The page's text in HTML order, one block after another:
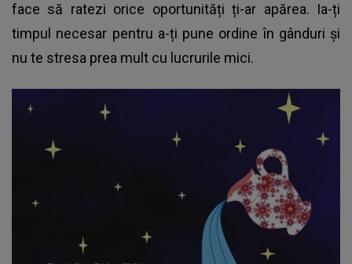
face să ratezi orice oportunități ți-ar apărea. Ia-ți
timpul necesar pentru a-ți pune ordine în gânduri și
nu te stresa prea mult cu lucrurile mici.